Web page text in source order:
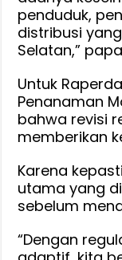
penduduk,
distribusi
Selatan,”
Untuk
Penanaman
bahwa revisi
memberikan
Karena
utama yang
sebelum
“Dengan